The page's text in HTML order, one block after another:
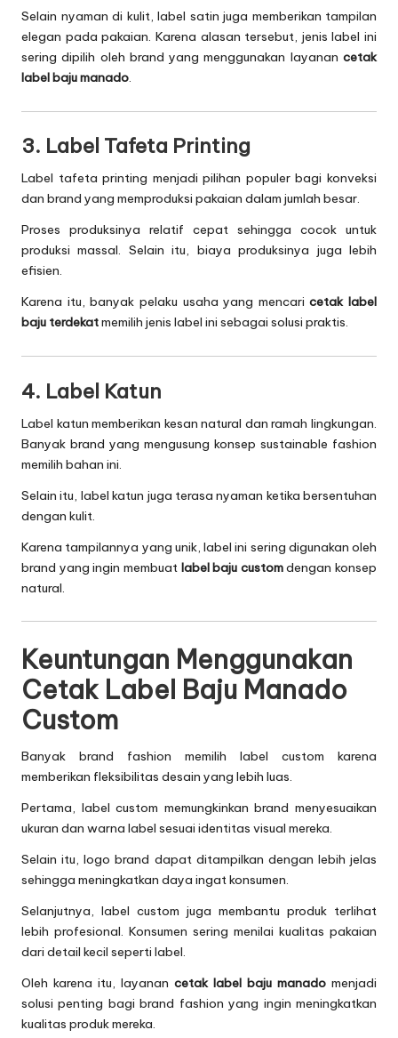
Selain nyaman di kulit, label satin juga memberikan tampilan
elegan pada pakaian. Karena alasan tersebut, jenis label ini
sering dipilih oleh brand yang menggunakan layanan cetak
label baju manado.
3. Label Tafeta Printing
Label tafeta printing menjadi pilihan populer bagi konveksi
dan brand yang memproduksi pakaian dalam jumlah besar.
Proses produksinya relatif cepat sehingga cocok untuk
produksi massal. Selain itu, biaya produksinya juga lebih
efisien.
Karena itu, banyak pelaku usaha yang mencaricetak label
baju terdekatmemilih jenis label ini sebagai solusi praktis.
4. Label Katun
Label katun memberikan kesan natural dan ramah lingkungan.
Banyak brand yang mengusung konsep sustainable fashion
memilih bahan ini.
Selain itu, label katun juga terasa nyaman ketika bersentuhan
dengan kulit.
Karena tampilannya yang unik, label ini sering digunakan oleh
brand yang ingin membuat label baju customdengan konsep
natural.
Keuntungan Menggunakan
Cetak Label Baju Manado
Custom
Banyak brand fashion memilih label custom karena
memberikan fleksibilitas desain yang lebih luas.
Pertama, label custom memungkinkan brand menyesuaikan
ukuran dan warna label sesuai identitas visual mereka.
Selain itu, logo brand dapat ditampilkan dengan lebih jelas
sehingga meningkatkan daya ingat konsumen.
Selanjutnya, label custom juga membantu produk terlihat
lebih profesional. Konsumen sering menilai kualitas pakaian
dari detail kecil seperti label.
Oleh karena itu, layanan cetak label baju manado menjadi
solusi penting bagi brand fashion yang ingin meningkatkan
kualitas produk mereka.